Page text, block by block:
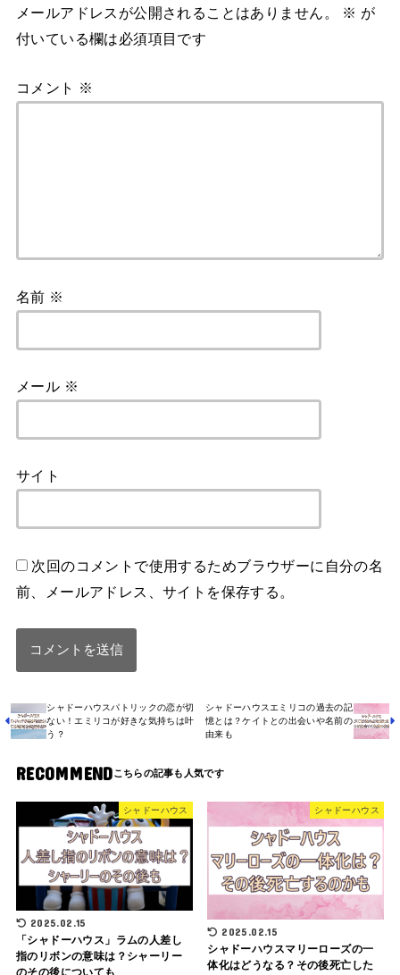
メールアドレスが公開されることはありません。 ※ が
付いている欄は必須項目です
コメント ※
名前 ※
メール ※
サイト
次回のコメントで使用するためブラウザーに自分の名
前、メールアドレス、サイトを保存する。
シャドーハウスパトリックの恋が切
ない！エミリコが好きな気持ちは叶
う？
シャドーハウスエミリコの過去の記
憶とは？ケイトとの出会いや名前の
由来も
RECOMMEND
シャドーハウス
2025.02.15
「シャドーハウス」ラムの人差し
指のリボンの意味は？シャーリー
シャドーハウス
2025.02.15
シャドーハウスマリーローズの一
体化はどうなる？その後死亡した